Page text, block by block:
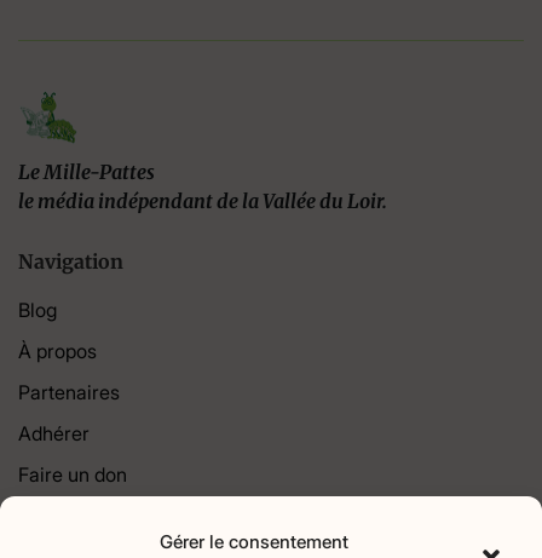
Gérer le consentement
Le Mille-Pattes
le média indépendant de la Vallée du Loir.
Navigation
Blog
À propos
Partenaires
Adhérer
Faire un don